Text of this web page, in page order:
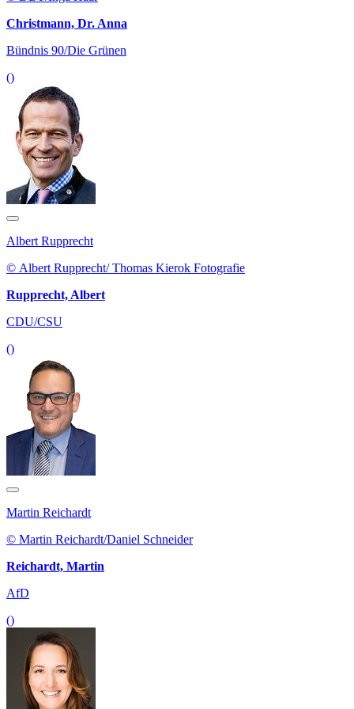
Christmann, Dr. Anna
Bündnis 90/Die Grünen
()
Albert Rupprecht
© Albert Rupprecht/ Thomas Kierok Fotografie
Rupprecht, Albert
CDU/CSU
()
Martin Reichardt
© Martin Reichardt/Daniel Schneider
Reichardt, Martin
AfD
()